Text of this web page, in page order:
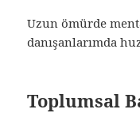
Uzun ömürde
danışanlarımda
Toplumsal